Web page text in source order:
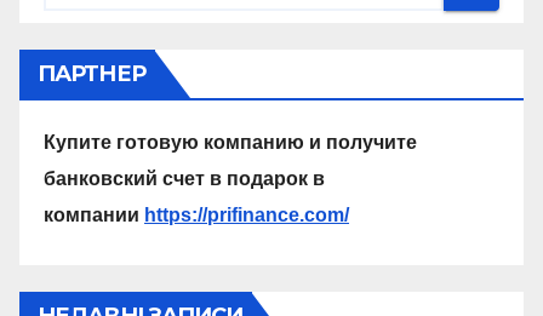
ПАРТНЕР
Купите готовую компанию и получите
банковский счет в подарок в
компании https://prifinance.com/